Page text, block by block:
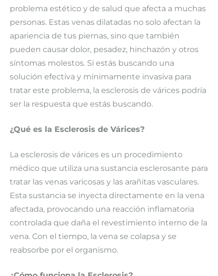
problema estético y de salud que afecta a muchas
personas. Estas venas dilatadas no solo afectan la
apariencia de tus piernas, sino que también
pueden causar dolor, pesadez, hinchazón y otros
síntomas molestos. Si estás buscando una
solución efectiva y mínimamente invasiva para
tratar este problema, la esclerosis de várices podría
ser la respuesta que estás buscando.
¿Qué es la Esclerosis de Várices?
La esclerosis de várices es un procedimiento
médico que utiliza una sustancia esclerosante para
tratar las venas varicosas y las arañitas vasculares.
Esta sustancia se inyecta directamente en la vena
afectada, provocando una reacción inflamatoria
controlada que daña el revestimiento interno de la
vena. Con el tiempo, la vena se colapsa y se
reabsorbe por el organismo.